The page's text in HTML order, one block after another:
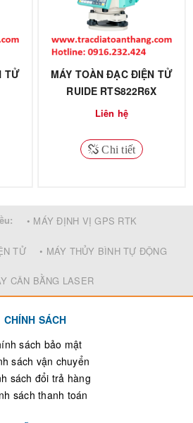
TỬ
MÁY TOÀN ĐẠC ĐIỆN TỬ
RUIDE RTS822R6X
Liên hệ
Chi tiết
• MÁY ĐỊNH VỊ GPS RTK
TỬ • MÁY THỦY BÌNH TỰ ĐỘNG
CÂN BẰNG LASER
CHÍNH SÁCH
sách bảo mật
sách vận chuyển
sách đổi trả hàng
sách thanh toán